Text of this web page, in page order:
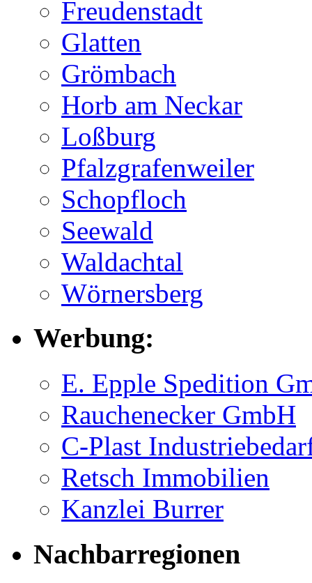
Freudenstadt
Glatten
Grömbach
Horb am Neckar
Loßburg
Pfalzgrafenweiler
Schopfloch
Seewald
Waldachtal
Wörnersberg
Werbung:
E. Epple Spedition
Rauchenecker GmbH
C-Plast
Retsch Immobilien
Kanzlei Burrer
Nachbarregionen